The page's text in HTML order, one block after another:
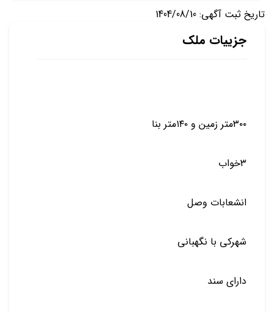
تاریخ ثبت آگهی: 1404/08/10
جزییات ملک
۳۰۰متر زمین و ۱۴۰متر بنا
۳خواب
انشعابات وصل
شهرکی با نگهبانی
دارای سند